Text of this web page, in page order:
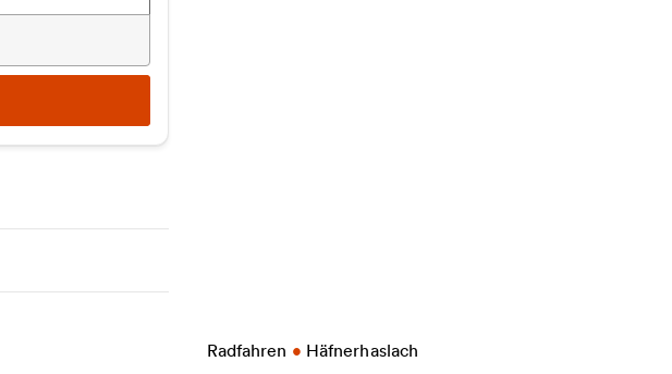
Schlossgarten zum Schloss Hohenheim
Radfahren • Häfnerhaslach
More information on Radtour - Über die